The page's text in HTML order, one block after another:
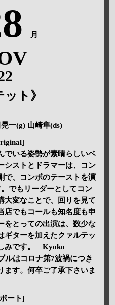
月
ト》
一(g) 山崎隼(ds)
でいる姿勢が素晴らしいベ
シストとドラマーは、コン
で、コンボのテーストを演
でもリーダーとしてコン
大変なことで、回りを見て
店でもコールも知名度も申
をとっての出演は、数少な
ギターを加えたクァルテッ
みです。 Kyoko
ルはコロナ第7波禍につき
ます。何卒ご了承下さいま
ート]